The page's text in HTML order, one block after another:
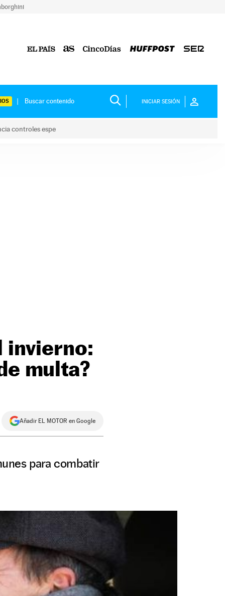
INICIAR SESIÓN
controles espe
invierno:
multa?
Añadir EL MOTOR en Google
para combatir